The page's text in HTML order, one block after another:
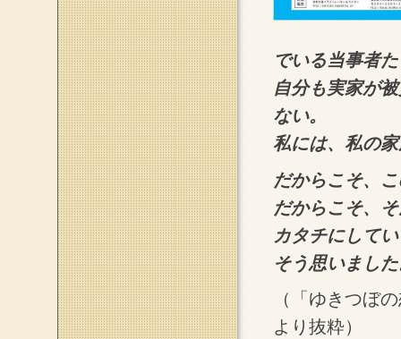
でいる当事者
自分も実家が
ない。
私には、私の
だからこそ、
だからこそ、
カタチにして
そう思いまし
（「ゆきつぼ
より抜粋）